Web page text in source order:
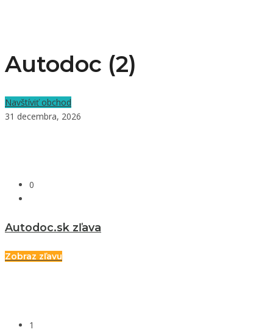
Autodoc (2)
Navštíviť obchod
31 decembra, 2026
0
Autodoc.sk zľava
Zobraz zľavu
1